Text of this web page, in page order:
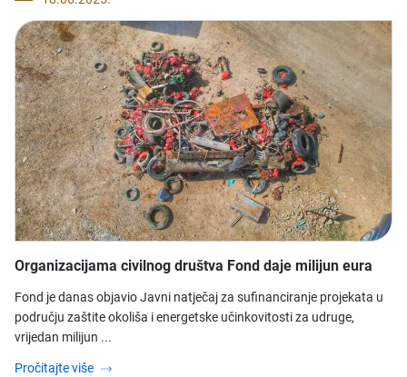
Organizacijama civilnog društva Fond daje milijun eura
Fond je danas objavio Javni natječaj za sufinanciranje projekata u
području zaštite okoliša i energetske učinkovitosti za udruge,
vrijedan milijun ...
Pročitajte više